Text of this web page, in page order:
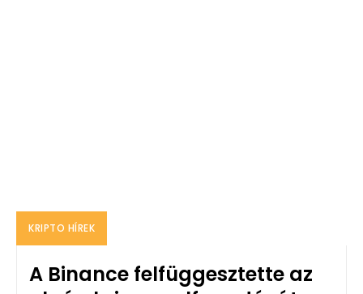
KRIPTO HÍREK
A Binance felfüggesztette az